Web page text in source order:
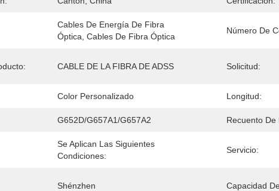
Cables De Energía De Fibra
Óptica, Cables De Fibra Óptica
Número De
CABLE DE LA FIBRA DE ADSS Solicitud:
Color Personalizado Longitud:
G652D/G657A1/G657A2 Recuento De
Se Aplican Las Siguientes
Condiciones:
Servicio:
Shénzhen Capacidad